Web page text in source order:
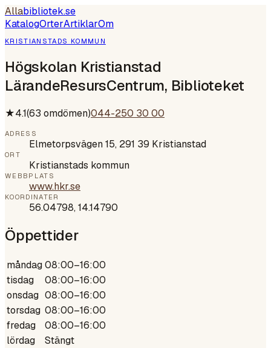
Allabibliotek.se
KatalogOrterArtiklarOm
KRISTIANSTADS KOMMUN
Högskolan Kristianstad
LärandeResursCentrum, Biblioteket
★4.1(63 omdömen)044-250 30 00
ADRESS
Elmetorpsvägen 15, 291 39 Kristianstad
ORT
Kristianstads kommun
WEBBPLATS
www.hkr.se
KOORDINATER
56.04798,14.14790
Öppettider
måndag08:00–16:00
tisdag
08:00–16:00
onsdag 08:00–16:00
torsdag 08:00–16:00
fredag
08:00–16:00
lördag
Stängt